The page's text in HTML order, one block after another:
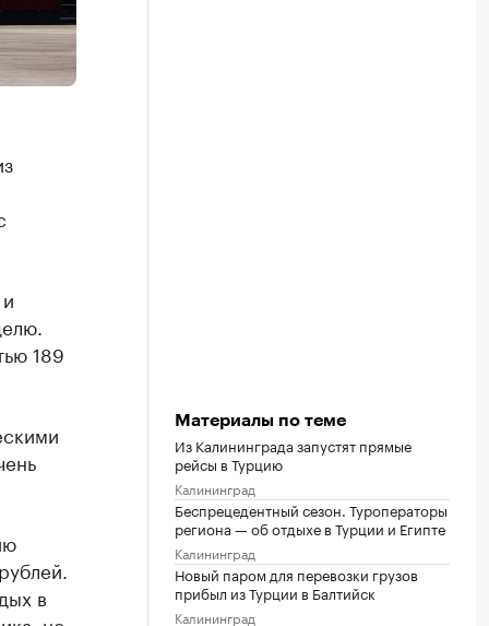
189
в
Материалы по теме
Из Калининграда запустят прямые
рейсы в Турцию
Калининград
Беспрецедентный сезон. Туроператоры
региона — об отдыхе в Турции и Египте
Калининград
Новый паром для перевозки грузов
прибыл из Турции в Балтийск
Калининград